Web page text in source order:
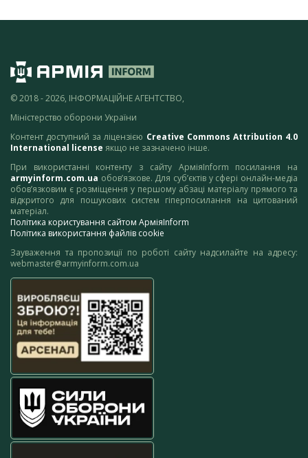
© 2018 - 2026, ІНФОРМАЦІЙНЕ АГЕНТСТВО,
Міністерство оборони України
Контент доступний за ліцензією Creative Commons Attribution 4.0
International license якщо не зазначено інше.
При використанні контенту з сайту АрміяInform посилання на
armyinform.com.ua обов’язкове. Для суб’єктів у сфері онлайн-медіа
обов’язковим є розміщення у першому абзаці матеріалу прямого та
відкритого для пошукових систем гіперпосилання на цитований
матеріал.
Політика користування сайтом АрміяInform
Політика використання файлів cookie
Зауваження та пропозиції по роботі сайту надсилайте на адресу:
webmaster@armyinform.com.ua